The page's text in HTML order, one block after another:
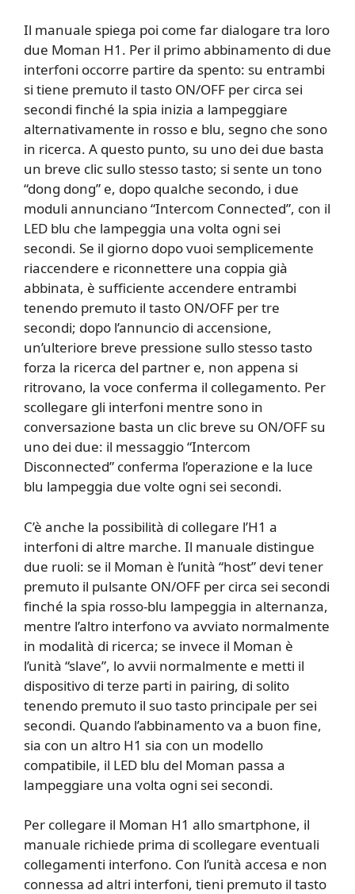
Il manuale spiega poi come far dialogare tra loro
due Moman H1. Per il primo abbinamento di due
interfoni occorre partire da spento: su entrambi
si tiene premuto il tasto ON/OFF per circa sei
secondi finché la spia inizia a lampeggiare
alternativamente in rosso e blu, segno che sono
in ricerca. A questo punto, su uno dei due basta
un breve clic sullo stesso tasto; si sente un tono
“dong dong” e, dopo qualche secondo, i due
moduli annunciano “Intercom Connected”, con il
LED blu che lampeggia una volta ogni sei
secondi. Se il giorno dopo vuoi semplicemente
riaccendere e riconnettere una coppia già
abbinata, è sufficiente accendere entrambi
tenendo premuto il tasto ON/OFF per tre
secondi; dopo l’annuncio di accensione,
un’ulteriore breve pressione sullo stesso tasto
forza la ricerca del partner e, non appena si
ritrovano, la voce conferma il collegamento. Per
scollegare gli interfoni mentre sono in
conversazione basta un clic breve su ON/OFF su
uno dei due: il messaggio “Intercom
Disconnected” conferma l’operazione e la luce
blu lampeggia due volte ogni sei secondi.
C’è anche la possibilità di collegare l’H1 a
interfoni di altre marche. Il manuale distingue
due ruoli: se il Moman è l’unità “host” devi tener
premuto il pulsante ON/OFF per circa sei secondi
finché la spia rosso-blu lampeggia in alternanza,
mentre l’altro interfono va avviato normalmente
in modalità di ricerca; se invece il Moman è
l’unità “slave”, lo avvii normalmente e metti il
dispositivo di terze parti in pairing, di solito
tenendo premuto il suo tasto principale per sei
secondi. Quando l’abbinamento va a buon fine,
sia con un altro H1 sia con un modello
compatibile, il LED blu del Moman passa a
lampeggiare una volta ogni sei secondi.
Per collegare il Moman H1 allo smartphone, il
manuale richiede prima di scollegare eventuali
collegamenti interfono. Con l’unità accesa e non
connessa ad altri interfoni, tieni premuto il tasto